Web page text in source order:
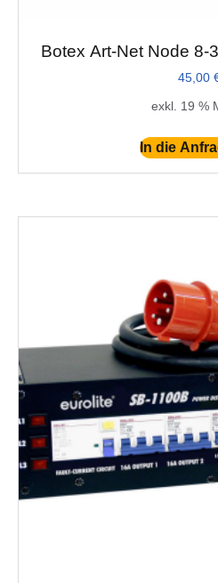
Botex Art-Net Node 8-
45,00
exkl. 19 %
In die